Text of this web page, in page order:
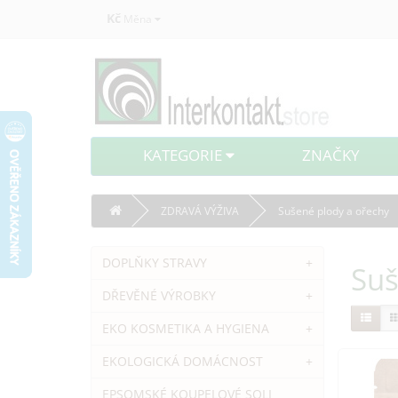
Kč Měna
KATEGORIE ZNAČKY
ZDRAVÁ VÝŽIVA Sušené plody a ořechy
DOPLŇKY STRAVY
+
DŘEVĚNÉ VÝROBKY
+
EKO KOSMETIKA A HYGIENA
+
EKOLOGICKÁ DOMÁCNOST
+
EPSOMSKÉ KOUPELOVÉ SOLI